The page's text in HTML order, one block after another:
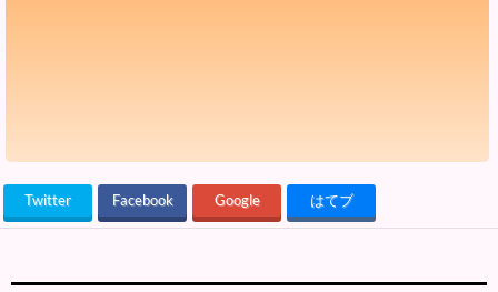
Twitter Facebook Google はてブ